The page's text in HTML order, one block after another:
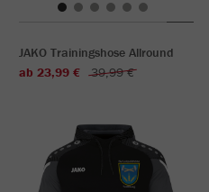
JAKO Trainingshose Allround
ab 23,99 €
39,99 €